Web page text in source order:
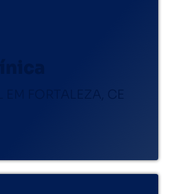
EM FORTALEZA, CE